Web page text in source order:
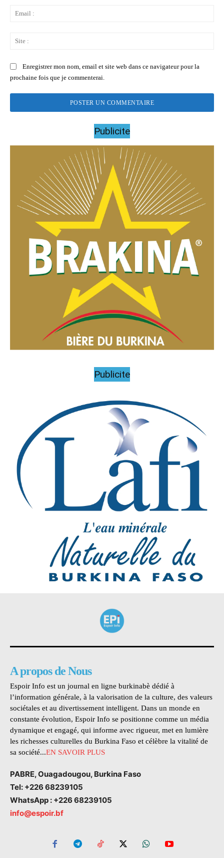
Enregistrer mon nom, email et site web dans ce navigateur pour la
prochaine fois que je commenterai.
Publicite
Publicite
A propos de Nous
Espoir Info est un journal en ligne burkinabè dédié à
l’information générale, à la valorisation de la culture, des valeurs
sociétales et au divertissement intelligent. Dans un monde en
constante évolution, Espoir Info se positionne comme un média
dynamique et engagé, qui informe avec rigueur, met en lumière
les richesses culturelles du Burkina Faso et célèbre la vitalité de
sa société...EN SAVOIR PLUS
PABRE, Ouagadougou, Burkina Faso
Tel: +226 68239105
WhatsApp : +226 68239105
info@espoir.bf